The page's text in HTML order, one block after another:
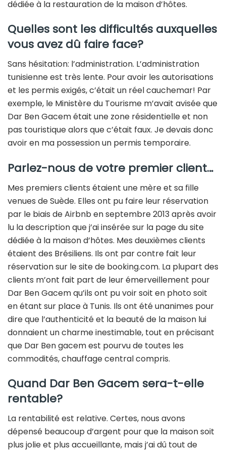
dédiée à la restauration de la maison d’hôtes.
Quelles sont les difficultés auxquelles
vous avez dû faire face?
Sans hésitation: l’administration. L’administration
tunisienne est très lente. Pour avoir les autorisations
et les permis exigés, c’était un réel cauchemar! Par
exemple, le Ministère du Tourisme m’avait avisée que
Dar Ben Gacem était une zone résidentielle et non
pas touristique alors que c’était faux. Je devais donc
avoir en ma possession un permis temporaire.
Parlez-nous de votre premier client…
Mes premiers clients étaient une mère et sa fille
venues de Suède. Elles ont pu faire leur réservation
par le biais de Airbnb en septembre 2013 après avoir
lu la description que j’ai insérée sur la page du site
dédiée à la maison d’hôtes. Mes deuxièmes clients
étaient des Brésiliens. Ils ont par contre fait leur
réservation sur le site de booking.com. La plupart des
clients m’ont fait part de leur émerveillement pour
Dar Ben Gacem qu’ils ont pu voir soit en photo soit
en étant sur place à Tunis. Ils ont été unanimes pour
dire que l’authenticité et la beauté de la maison lui
donnaient un charme inestimable, tout en précisant
que Dar Ben gacem est pourvu de toutes les
commodités, chauffage central compris.
Quand Dar Ben Gacem sera-t-elle
rentable?
La rentabilité est relative. Certes, nous avons
dépensé beaucoup d’argent pour que la maison soit
plus jolie et plus accueillante, mais j’ai dû tout de